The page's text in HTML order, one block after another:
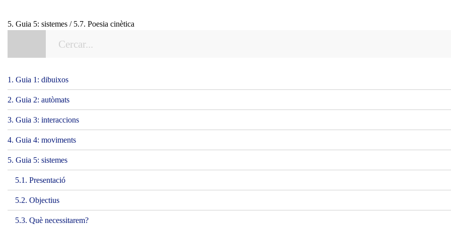
5. Guia 5: sistemes / 5.7. Poesia cinètica
1. Guia 1: dibuixos
2. Guia 2: autòmats
3. Guia 3: interaccions
4. Guia 4: moviments
5. Guia 5: sistemes
5.1. Presentació
5.2. Objectius
5.3. Què necessitarem?